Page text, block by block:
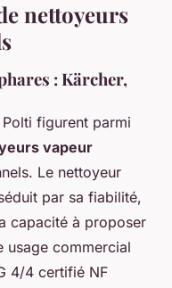
nettoyeurs
: Kärcher,
figurent parmi
vapeur
Le nettoyeur
par sa fiabilité,
capacité à proposer
usage commercial
4/4 certifié NF